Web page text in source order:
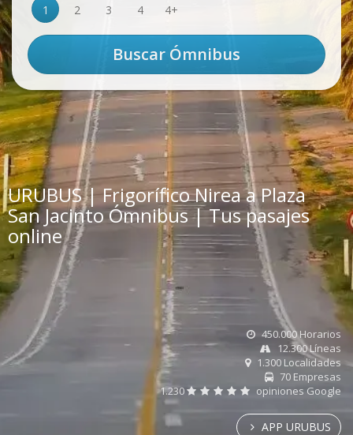
1
2 3 4 4+
URUBUS | Frigorífico Nirea a Plaza
San Jacinto Ómnibus | Tus pasajes
online
450.000 Horarios
12.300 Líneas
1.300 Localidades
70 Empresas
1.230
opiniones Google
APP URUBUS